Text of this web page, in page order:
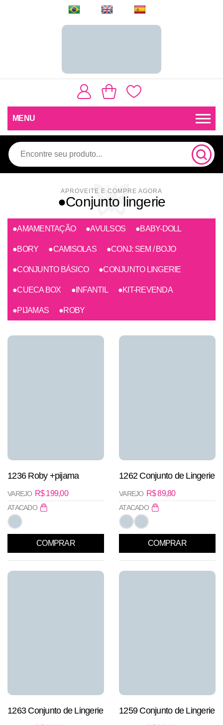
MENU
●Conjunto lingerie
●AMAMENTAÇÃO ●AVULSOS ●BABY-DOLL
●BORY ●CAMISOLAS ●CONJ: SEM / BOJO
●CONJUNTO BÁSICO ●CONJUNTO LINGERIE
●CUECA BOX ●INFANTIL ●KIT-REVENDA
●PIJAMAS ●ROBY
1236 Roby +pijama
R$199,00
VAREJO
ATACADO
COMPRAR
1262 Conjunto de Lingerie
R$89,80
VAREJO
ATACADO
COMPRAR
1263 Conjunto de Lingerie 1259 Conjunto de Lingerie